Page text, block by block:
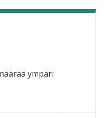
ympäri
Puistot ja luonto